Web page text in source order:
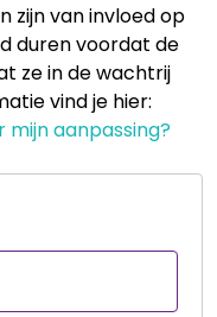
zijn van invloed op
duren voordat de
ze in de wachtrij
vind je hier:
aanpassing?